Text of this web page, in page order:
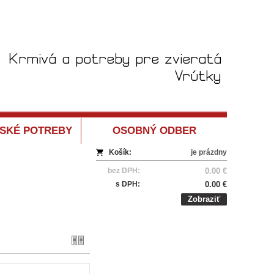
POTREBY OSOBNÝ ODBER
Košík: je prázdny
bez DPH: 0.00 €
s DPH:
0.00 €
Zobraziť